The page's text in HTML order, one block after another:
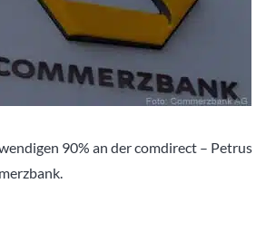
90% an der comdirect – Petrus